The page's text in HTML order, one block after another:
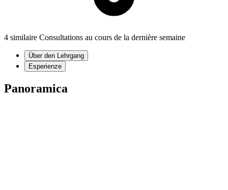
4 similaire Consultations au cours de la dernière semaine
Über den Lehrgang
Esperienze
Panoramica